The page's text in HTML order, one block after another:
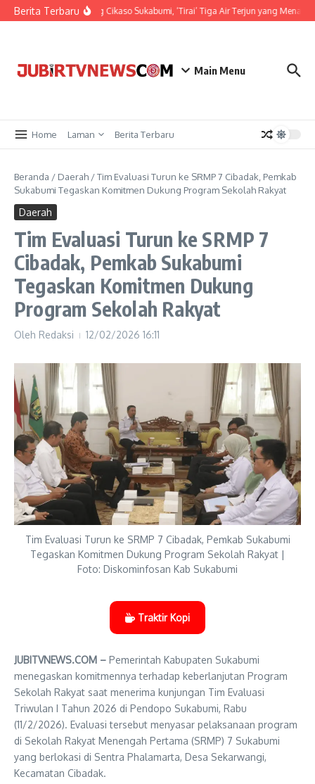
Berita TerbaruPesona Curug Cikaso Sukabumi, ‘Tirai’ Tiga Air Terjun yang
Main Menu
Home Laman Berita Terbaru
Beranda / Daerah /Tim Evaluasi Turun ke SRMP 7 Cibadak, Pemkab
Sukabumi Tegaskan Komitmen Dukung Program Sekolah Rakyat
Daerah
Tim Evaluasi Turun ke SRMP 7
Cibadak, Pemkab Sukabumi
Tegaskan Komitmen Dukung
Program Sekolah Rakyat
Oleh Redaksi 12/02/2026 16:11
Tim Evaluasi Turun ke SRMP 7 Cibadak, Pemkab Sukabumi
Tegaskan Komitmen Dukung Program Sekolah Rakyat |
Foto: Diskominfosan Kab Sukabumi
Traktir Kopi
JUBITVNEWS.COM – Pemerintah Kabupaten Sukabumi
menegaskan komitmennya terhadap keberlanjutan Program
Sekolah Rakyat saat menerima kunjungan Tim Evaluasi
Triwulan I Tahun 2026 di Pendopo Sukabumi, Rabu
(11/2/2026). Evaluasi tersebut menyasar pelaksanaan program
di Sekolah Rakyat Menengah Pertama (SRMP) 7 Sukabumi
yang berlokasi di Sentra Phalamarta, Desa Sekarwangi,
Kecamatan Cibadak.